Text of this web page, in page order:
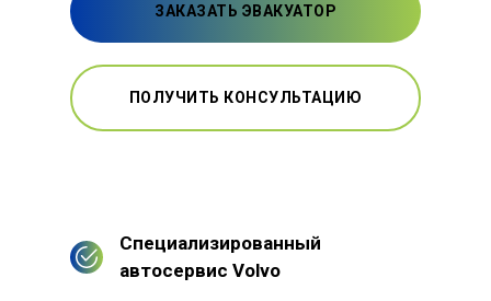
ЗАКАЗАТЬ ЭВАКУАТОР
ПОЛУЧИТЬ КОНСУЛЬТАЦИЮ
Специализированный
автосервис Volvo